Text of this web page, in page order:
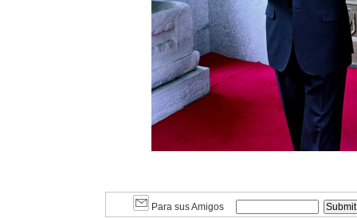
Para sus Amigos